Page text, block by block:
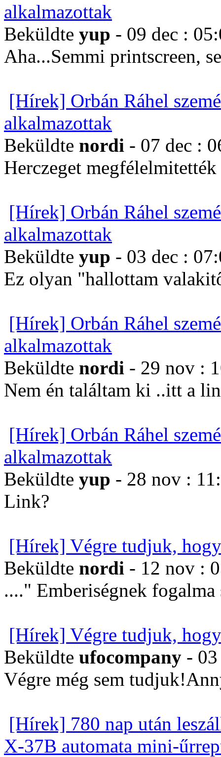
alkalmazottak
Beküldte yup - 09 dec :
Aha...Semmi printscreen,
[Hírek] Orbán Ráhel
alkalmazottak
Beküldte nordi - 07 dec :
Herczeget
[Hírek] Orbán Ráhel
alkalmazottak
Beküldte yup - 03 dec :
Ez olyan "hallottam
[Hírek] Orbán Ráhel
alkalmazottak
Beküldte nordi - 29 nov :
Nem én találtam ki ..itt a
[Hírek] Orbán Ráhel
alkalmazottak
Beküldte yup - 28 nov :
Link?
[Hírek] Végre tudjuk,
Beküldte nordi - 12 nov :
...." Emberiségnek
[Hírek] Végre tudjuk,
Beküldte ufocompany -
Végre még sem
[Hírek] 780 nap után
X-37B automata mini-